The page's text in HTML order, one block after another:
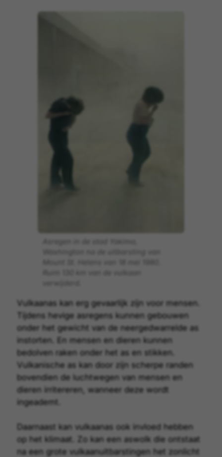
Vulkaanas kan erg gevaarlijk zijn voor mensen.
Tijdens hevige asregens kunnen gebouwen
onder het gewicht van de neergedwarrelde as
instorten. En mensen en dieren kunnen
bedolven raken onder het as en stikken.
Vulkanische as kan door zijn scherpe randen
bovendien de luchtwegen van mensen en
dieren irritereren, wanneer deze wordt
ingeademt.
Daarnaast kan vulkaanas ook invloed hebben
op het klimaat
. Zo kan een aswolk die ontstaat
na een grote vulkaanuitbarstingen het zonlicht